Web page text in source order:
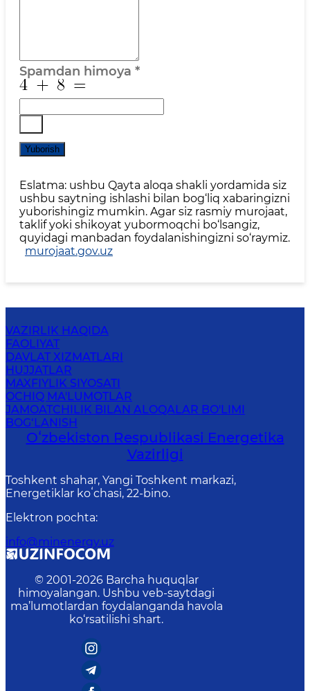
Spamdan himoya *
Yuborish
Eslatma: ushbu Qayta aloqa shakli yordamida siz
ushbu saytning ishlashi bilan bog‘liq xabaringizni
yuborishingiz mumkin. Agar siz rasmiy murojaat,
taklif yoki shikoyat yubormoqchi bo‘lsangiz,
quyidagi manbadan foydalanishingizni so‘raymiz.
murojaat.gov.uz
VAZIRLIK HAQIDA
FAOLIYAT
DAVLAT XIZMATLARI
HUJJATLAR
MAXFIYLIK SIYOSATI
OCHIQ MA'LUMOTLAR
JAMOATCHILIK BILAN ALOQALAR BO'LIMI
BOG‘LANISH
Oʻzbekiston Respublikasi Energetika
Vazirligi
Toshkent shahar, Yangi Toshkent markazi,
Energetiklar koʻchasi, 22-bino.
Elektron pochta:
info@minenergy.uz
© 2001-2026 Barcha huquqlar
himoyalangan. Ushbu veb-saytdagi
ma’lumotlardan foydalanganda havola
ko‘rsatilishi shart.